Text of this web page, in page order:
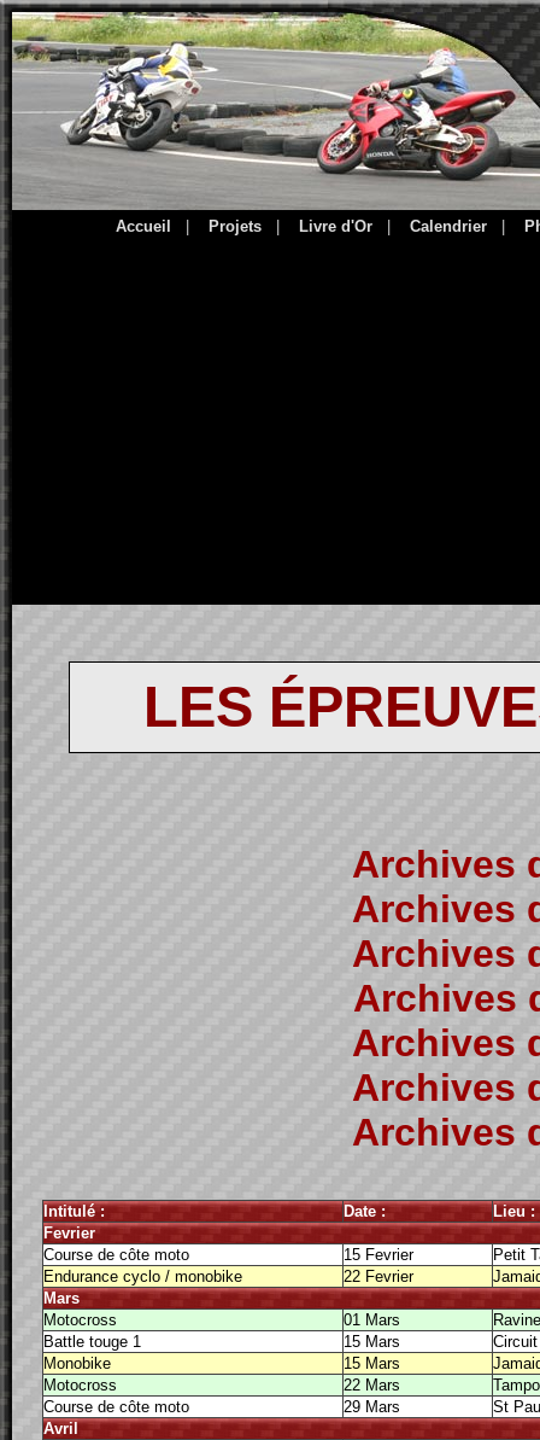
Accueil Projets Livre d'Or Calendrier
LES
Archives
Archives
Archives
Archives
Archives
Archives
Archives
Intitulé : Date :
Lieu :
Fevrier
Course de côte moto
15 Fevrier
Petit
Endurance cyclo / monobike
22 Fevrier
Mars
Motocross
01 Mars
Battle touge 1
15 Mars
Monobike
15 Mars
Motocross
22 Mars
Course de côte moto
29 Mars
St
Avril